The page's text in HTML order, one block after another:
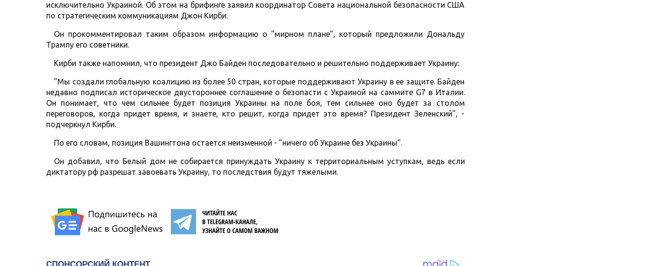
исключительно Украиной. Об этом на брифинге заявил координатор Совета национальной безопасности США
по стратегическим коммуникациям Джон Кирби.
Он прокомментировал таким образом информацию о "мирном плане", который предложили Дональду
Трампу его советники.
Кирби также напомнил, что президент Джо Байден последовательно и решительно поддерживает Украину:
"Мы создали глобальную коалицию из более 50 стран, которые поддерживают Украину в ее защите. Байден
недавно подписал историческое двустороннее соглашение о безопасти с Украиной на саммите G7 в Италии.
Он понимает, что чем сильнее будет позиция Украины на поле боя, тем сильнее оно будет за столом
переговоров, когда придет время, и знаете, кто решит, когда придет это время? Президент Зеленский", -
подчеркнул Кирби.
По его словам, позиция Вашингтона остается неизменной - "ничего об Украине без Украины".
Он добавил, что Белый дом не собирается принуждать Украину к территориальным уступкам, ведь если
диктатору рф разрешат завоевать Украину, то последствия будут тяжелыми.